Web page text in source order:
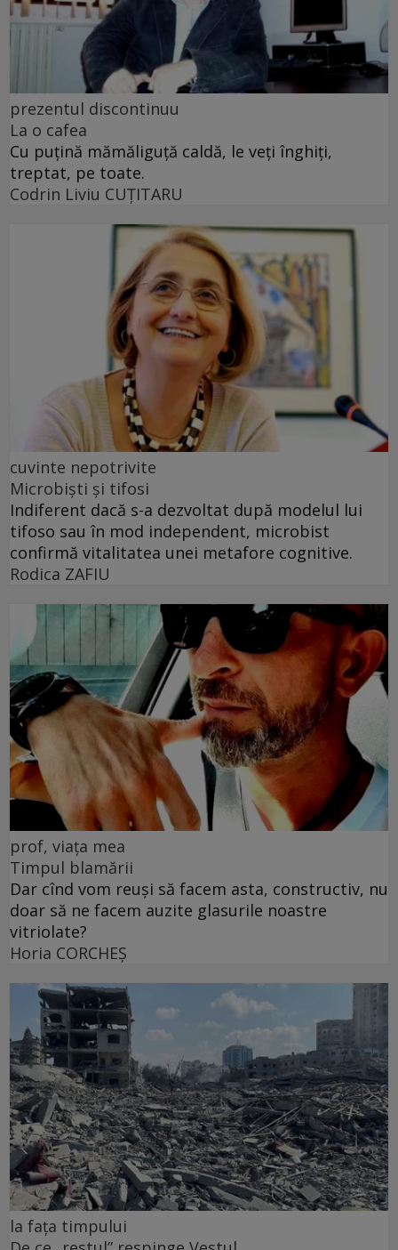
prezentul discontinuu
La o cafea
Cu puţină mămăliguţă caldă, le veţi înghiţi,
treptat, pe toate.
Codrin Liviu CUŢITARU
cuvinte nepotrivite
Microbiști și tifosi
Indiferent dacă s-a dezvoltat după modelul lui
tifoso sau în mod independent, microbist
confirmă vitalitatea unei metafore cognitive.
Rodica ZAFIU
prof, viața mea
Timpul blamării
Dar cînd vom reuși să facem asta, constructiv, nu
doar să ne facem auzite glasurile noastre
vitriolate?
Horia CORCHEŞ
la fața timpului